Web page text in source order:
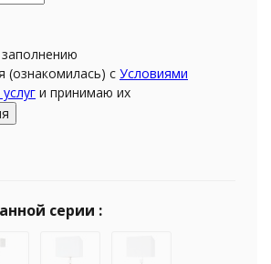
(ознакомилась) с Условиями
и принимаю их
серии :